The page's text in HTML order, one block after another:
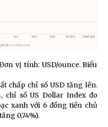
vị tính: USD/ounce. Biểu
chấp chỉ số USD tăng lên.
chỉ số US Dollar Index đo
xanh với 6 đồng tiền chủ
0,74%).